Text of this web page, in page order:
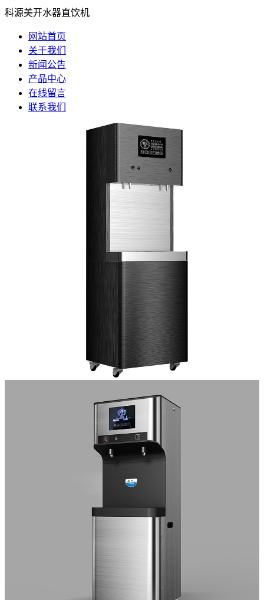
科源美开水器直饮机
网站首页
关于我们
新闻公告
产品中心
在线留言
联系我们